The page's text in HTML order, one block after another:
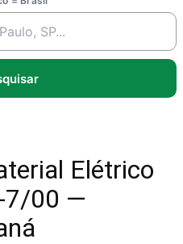
Elétrico
7/00 —